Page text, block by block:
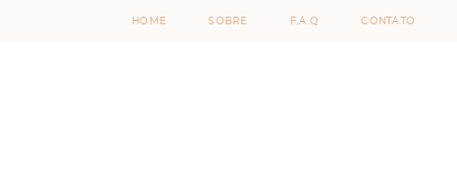
HOME SOBRE F.A.Q CONTATO